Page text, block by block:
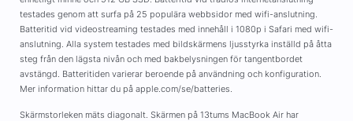
testades genom att surfa på 25 populära webbsidor med wifi-anslutning.
Batteritid vid videostreaming testades med innehåll i 1080p i Safari med wifi-
anslutning. Alla system testades med bildskärmens ljusstyrka inställd på åtta
steg från den lägsta nivån och med bakbelysningen för tangentbordet
avstängd. Batteritiden varierar beroende på användning och konfiguration.
Mer information hittar du på apple.com/se/batteries.
Skärmstorleken mäts diagonalt. Skärmen på 13tums MacBook Air har